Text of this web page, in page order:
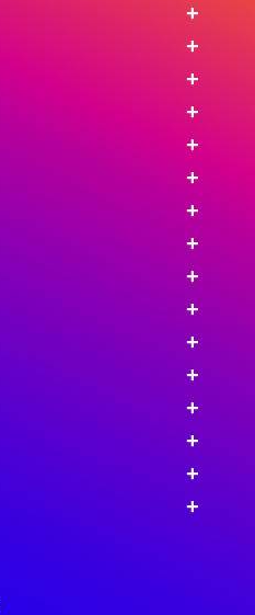
+
+
+
+
+
+
+
+
+
+
+
+
+
+
+
+